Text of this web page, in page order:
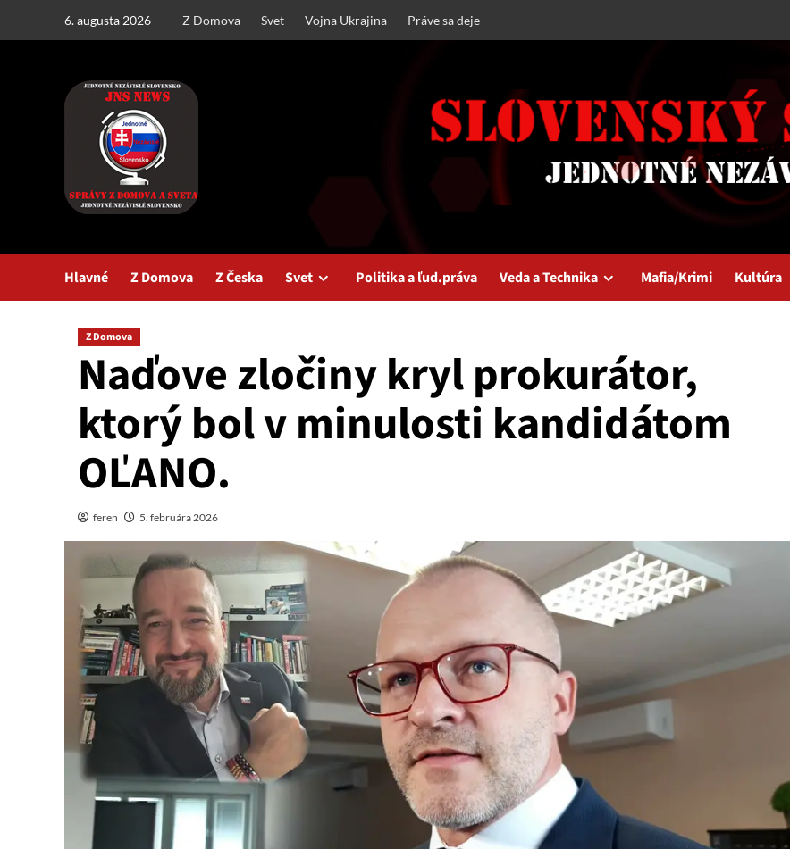
6. augusta 2026 Z Domova Svet Vojna Ukrajina Práve sa deje
Hlavné Z Domova Z Česka Svet Politika a ľud.práva Veda a Technika Mafia/Krimi Kultúra
Z Domova
Naďove zločiny kryl prokurátor,
ktorý bol v minulosti kandidátom
OĽANO.
feren 5. februára 2026